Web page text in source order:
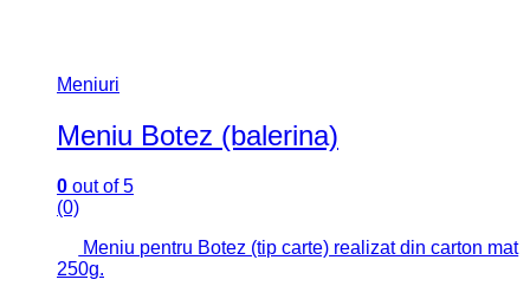
Meniuri
Meniu Botez (balerina)
0 out of 5
(0)
Meniu pentru Botez (tip carte) realizat din carton mat
250g.